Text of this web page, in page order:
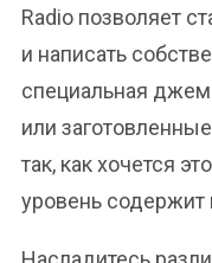
Radio позволяет
и написать
специальная
или
так, как хочется
уровень